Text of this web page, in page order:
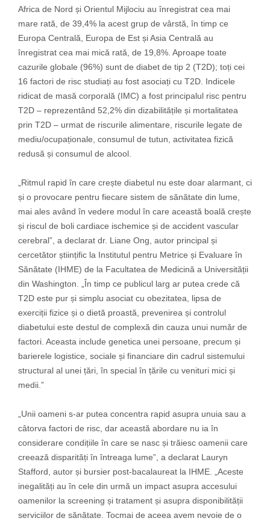
Africa de Nord și Orientul Mijlociu au înregistrat cea mai
mare rată, de 39,4% la acest grup de vârstă, în timp ce
Europa Centrală, Europa de Est și Asia Centrală au
înregistrat cea mai mică rată, de 19,8%. Aproape toate
cazurile globale (96%) sunt de diabet de tip 2 (T2D); toți cei
16 factori de risc studiați au fost asociați cu T2D. Indicele
ridicat de masă corporală (IMC) a fost principalul risc pentru
T2D – reprezentând 52,2% din dizabilitățile și mortalitatea
prin T2D – urmat de riscurile alimentare, riscurile legate de
mediu/ocupaționale, consumul de tutun, activitatea fizică
redusă și consumul de alcool.
„Ritmul rapid în care crește diabetul nu este doar alarmant, ci
și o provocare pentru fiecare sistem de sănătate din lume,
mai ales având în vedere modul în care această boală crește
și riscul de boli cardiace ischemice și de accident vascular
cerebral”, a declarat dr. Liane Ong, autor principal și
cercetător științific la Institutul pentru Metrice și Evaluare în
Sănătate (IHME) de la Facultatea de Medicină a Universității
din Washington. „În timp ce publicul larg ar putea crede că
T2D este pur și simplu asociat cu obezitatea, lipsa de
exerciții fizice și o dietă proastă, prevenirea și controlul
diabetului este destul de complexă din cauza unui număr de
factori. Aceasta include genetica unei persoane, precum și
barierele logistice, sociale și financiare din cadrul sistemului
structural al unei țări, în special în țările cu venituri mici și
medii.”
„Unii oameni s-ar putea concentra rapid asupra unuia sau a
câtorva factori de risc, dar această abordare nu ia în
considerare condițiile în care se nasc și trăiesc oamenii care
creează disparități în întreaga lume”, a declarat Lauryn
Stafford, autor și bursier post-bacalaureat la IHME. „Aceste
inegalități au în cele din urmă un impact asupra accesului
oamenilor la screening și tratament și asupra disponibilității
serviciilor de sănătate. Tocmai de aceea avem nevoie de o